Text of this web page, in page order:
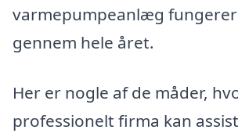
varmepumpeanlæg
gennem hele året.
Her er nogle af de måder,
professionelt firma kan